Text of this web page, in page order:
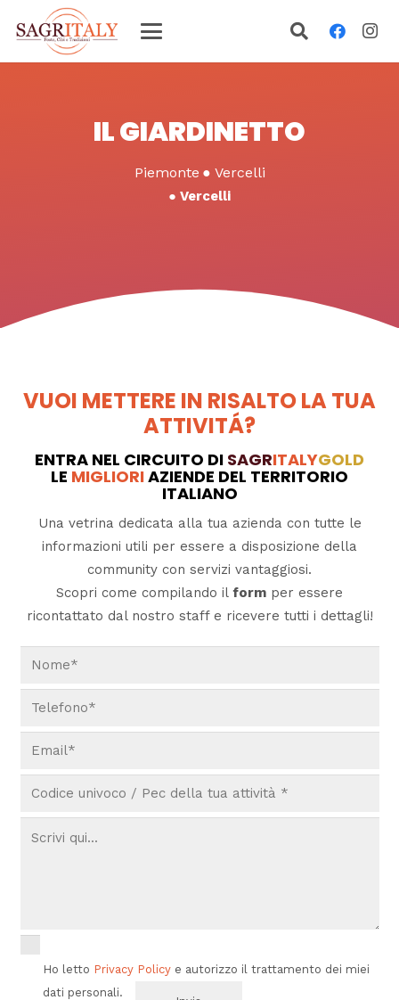
IL GIARDINETTO
Piemonte ● Vercelli
● Vercelli
VUOI METTERE IN RISALTO LA TUA
ATTIVITÁ?
ENTRA NEL CIRCUITO DI SAGRITALYGOLD
LE MIGLIORIAZIENDE DEL TERRITORIO
ITALIANO
Una vetrina dedicata alla tua azienda con tutte le
informazioni utili per essere a disposizione della
community con servizi vantaggiosi.
Scopri come compilando il form per essere
ricontattato dal nostro staff e ricevere tutti i dettagli!
Ho letto Privacy Policye autorizzo il trattamento dei miei
dati personali.